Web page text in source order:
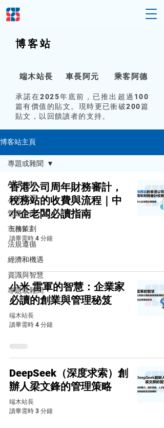
博客站
端木站長 車長阿元 乘客阿德
承諾在2025年底前，已推出超過100
篇有價值的貼文。現時更已衝破200篇
貼文，以回饋讀者的支持。
博客站主頁
All Posts
人才資源
營運管理
市務策劃
法規遵循
經濟和機遇
資識與智慧
專題或雜聞
專題或雜聞
香港公司周年財務審計，
稅務站的收費與流程｜中
小企老闆必讀指南
元博客
讀畢需時 4 分鐘
小米 雷軍的智慧：企業家
必讀的創業與管理秘笈
端木站長
讀畢需時 4 分鐘
DeepSeek（深度求索）創
辦人梁文鋒的管理策略
端木站長
讀畢需時 3 分鐘